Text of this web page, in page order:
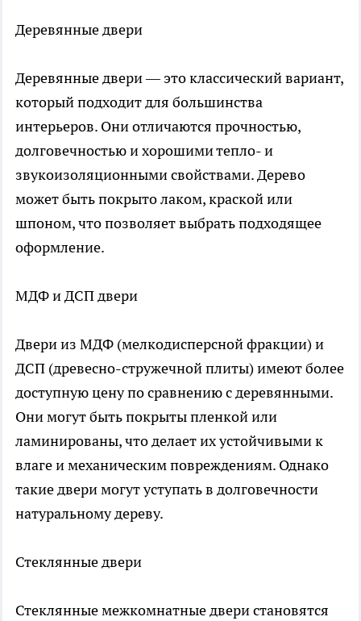
Деревянные двери
Деревянные двери — это классический вариант,
который подходит для большинства
интерьеров. Они отличаются прочностью,
долговечностью и хорошими тепло- и
звукоизоляционными свойствами. Дерево
может быть покрыто лаком, краской или
шпоном, что позволяет выбрать подходящее
оформление.
МДФ и ДСП двери
Двери из МДФ (мелкодисперсной фракции) и
ДСП (древесно-стружечной плиты) имеют более
доступную цену по сравнению с деревянными.
Они могут быть покрыты пленкой или
ламинированы, что делает их устойчивыми к
влаге и механическим повреждениям. Однако
такие двери могут уступать в долговечности
натуральному дереву.
Стеклянные двери
Стеклянные межкомнатные двери становятся